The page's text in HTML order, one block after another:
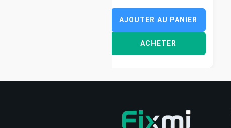
AJOUTER AU PANIER
ACHETER